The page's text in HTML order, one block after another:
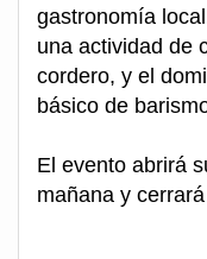
gastronomía
una actividad de
cordero, y el
básico de
El evento abrirá
mañana y